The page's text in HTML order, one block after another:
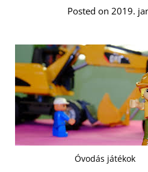
Posted on 2019.
Óvodás játékok